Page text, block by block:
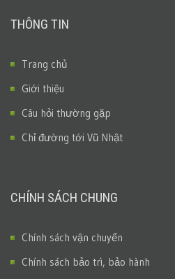
THÔNG TIN
Trang chủ
Giới thiệu
Câu hỏi thường gặp
Chỉ đường tới Vũ Nhật
CHÍNH SÁCH CHUNG
Chính sách vận chuyển
Chính sách bảo trì, bảo hành